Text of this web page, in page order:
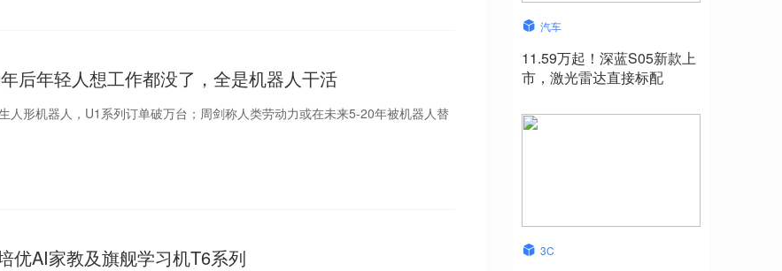
后年轻人想工作都没了，全是机器人干活
人形机器人，U1系列订单破万台；周剑称人类劳动力或在未来5-20年被机器人替
优AI家教及旗舰学习机T6系列
汽车
11.59万起！深蓝S05新款上
市，激光雷达直接标配
3C